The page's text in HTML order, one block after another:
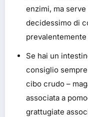
enzimi, ma
decidessimo di
Se hai un
consiglio
cibo crudo –
associata a
grattugiate